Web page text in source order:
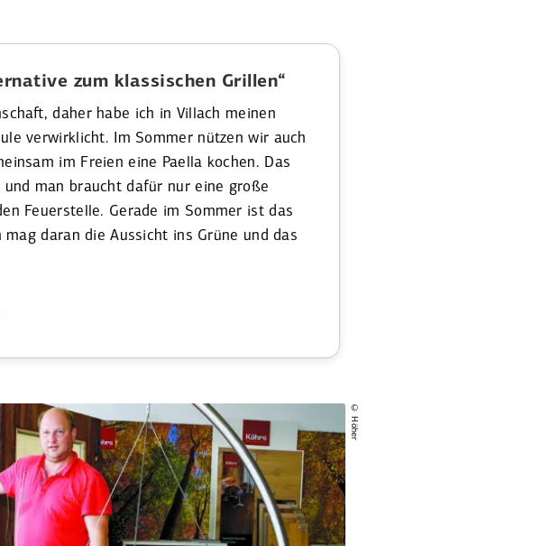
zum klassi­schen Grillen“
daher habe ich in Villach meinen
verwirk­licht. Im Sommer nützen wir auch
im Freien eine Paella kochen. Das
man braucht dafür nur eine große
Feuer­stelle. Gerade im Sommer ist das
daran die Aussicht ins Grüne und das
© Höher